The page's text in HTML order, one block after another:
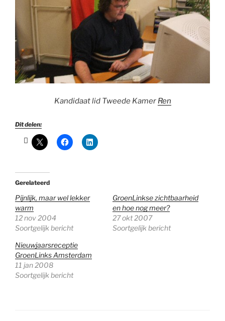
Kandidaat lid Tweede Kamer Ren
Dit delen:
Gerelateerd
Pijnlijk, maar wel lekker
warm
12 nov 2004
Soortgelijk bericht
GroenLinkse zichtbaarheid
en hoe nog meer?
27 okt 2007
Soortgelijk bericht
Nieuwjaarsreceptie
GroenLinks Amsterdam
11 jan 2008
Soortgelijk bericht